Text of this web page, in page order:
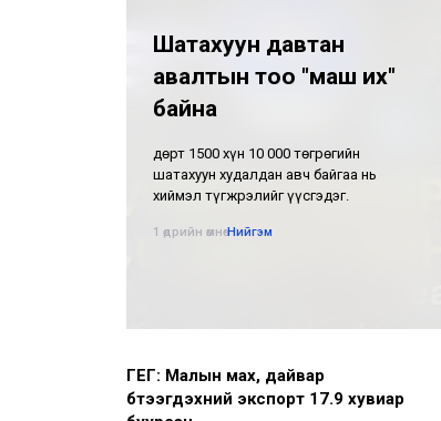
Шатахуун давтан
авалтын тоо "маш их"
байна
Өдөрт 1500 хүн 10 000 төгрөгийн
шатахуун худалдан авч байгаа нь
хиймэл түгжрэлийг үүсгэдэг.
1 өдрийн өмнө•Нийгэм
ГЕГ: Малын мах, дайвар
бүтээгдэхүүний экспорт 17.9 хувиар